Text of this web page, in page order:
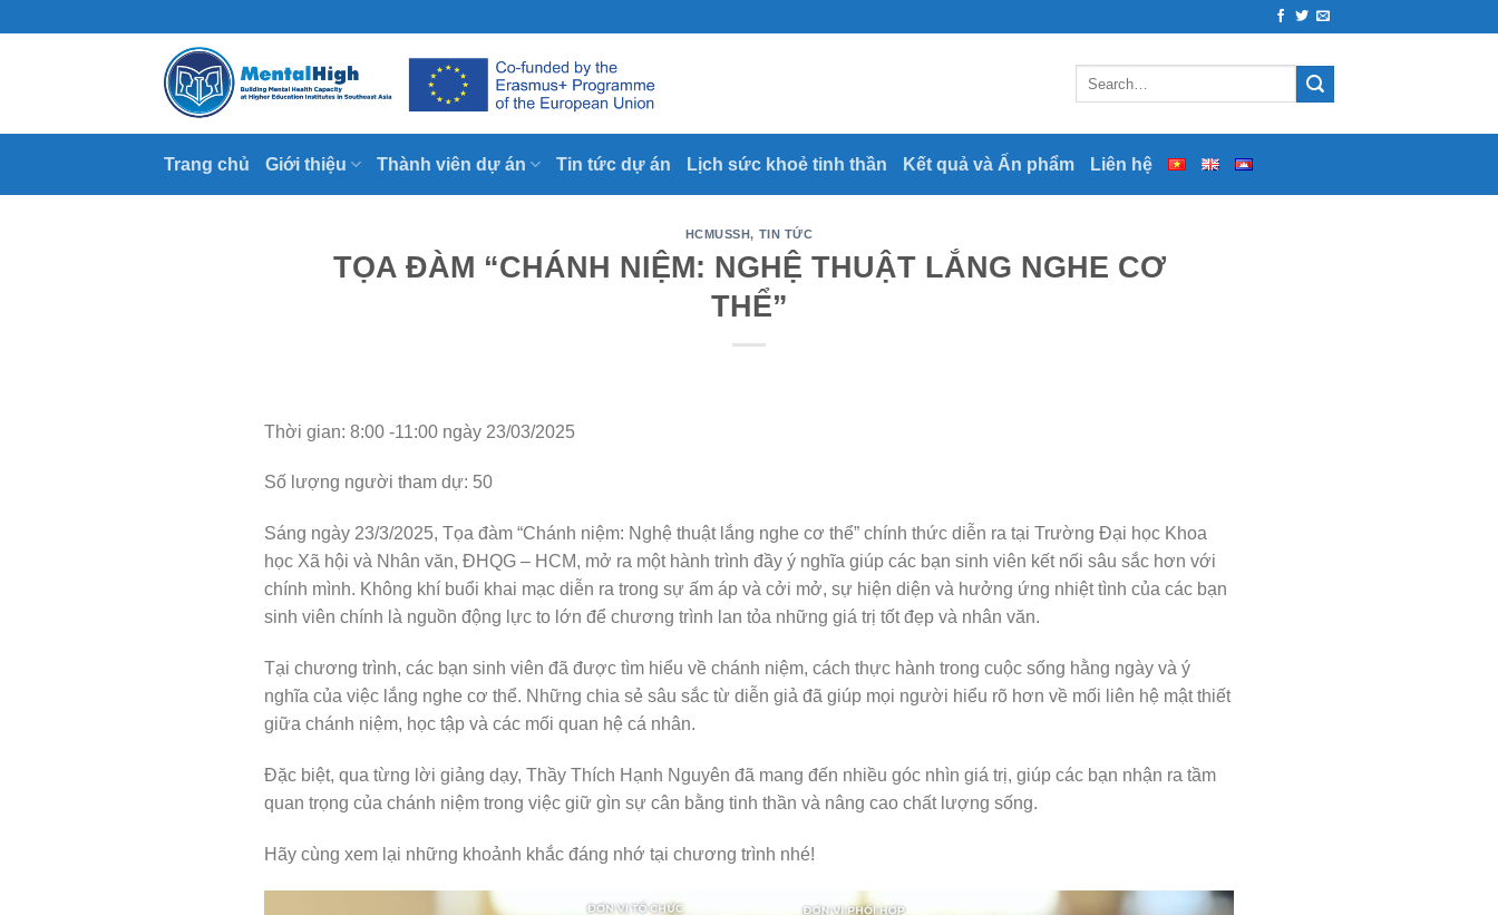
Trang chủ Giới thiệu Thành viên dự án Tin tức dự án Lịch sức khoẻ tinh thần Kết quả và Ấn phẩm Liên hệ
HCMUSSH, TIN TỨC
TỌA ĐÀM “CHÁNH NIỆM: NGHỆ THUẬT LẮNG NGHE CƠ
THỂ”
Thời gian: 8:00 -11:00 ngày 23/03/2025
Số lượng người tham dự: 50
Sáng ngày 23/3/2025, Tọa đàm “Chánh niệm: Nghệ thuật lắng nghe cơ thể” chính thức diễn ra tại Trường Đại học Khoa
học Xã hội và Nhân văn, ĐHQG – HCM, mở ra một hành trình đầy ý nghĩa giúp các bạn sinh viên kết nối sâu sắc hơn với
chính mình. Không khí buổi khai mạc diễn ra trong sự ấm áp và cởi mở, sự hiện diện và hưởng ứng nhiệt tình của các bạn
sinh viên chính là nguồn động lực to lớn để chương trình lan tỏa những giá trị tốt đẹp và nhân văn.
Tại chương trình, các bạn sinh viên đã được tìm hiểu về chánh niệm, cách thực hành trong cuộc sống hằng ngày và ý
nghĩa của việc lắng nghe cơ thể. Những chia sẻ sâu sắc từ diễn giả đã giúp mọi người hiểu rõ hơn về mối liên hệ mật thiết
giữa chánh niệm, học tập và các mối quan hệ cá nhân.
Đặc biệt, qua từng lời giảng dạy, Thầy Thích Hạnh Nguyên đã mang đến nhiều góc nhìn giá trị, giúp các bạn nhận ra tầm
quan trọng của chánh niệm trong việc giữ gìn sự cân bằng tinh thần và nâng cao chất lượng sống.
Hãy cùng xem lại những khoảnh khắc đáng nhớ tại chương trình nhé!